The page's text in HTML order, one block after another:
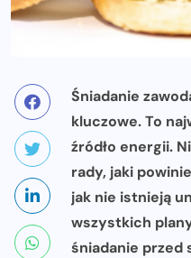
Śniadanie
kluczowe. To
źródło energii.
rady, jaki
jak nie istnieją
wszystkich
śniadanie